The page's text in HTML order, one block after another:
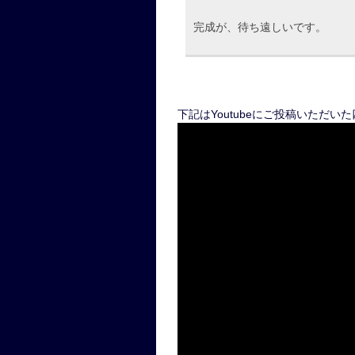
完成が、待ち遠しいです。
下記はYoutubeにご投稿いただいた